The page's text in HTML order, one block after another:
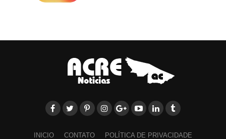
INICIO CONTATO POLÍTICA DE PRIVACIDADE